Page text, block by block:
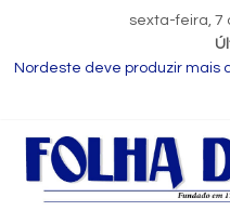
sexta-feira, 7
Nordeste deve produzir mais
algodão pela primeira vez,
muda para as empresas
Programa Speak Up reúne
oficina pedagógica